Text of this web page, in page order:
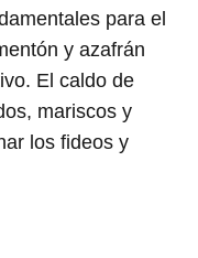
para el
y azafrán
El caldo de
mariscos y
los fideos y